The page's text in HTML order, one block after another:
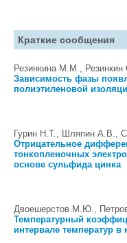
Краткие сообщения
Резинкина М.М.,
Зависимость фазы
полиэтиленовой
Гурин Н.Т., Шляпин А.В.,
Отрицательное
тонкопленочных
основе сульфида цинка
Двоешерстов М.Ю.,
Температурный
интервале температур в